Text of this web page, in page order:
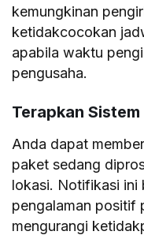
kemungkinan
ketidakcocokan
apabila waktu
pengusaha.
Terapkan
Anda dapat
paket sedang
lokasi. Notifikasi ini
pengalaman positif
mengurangi